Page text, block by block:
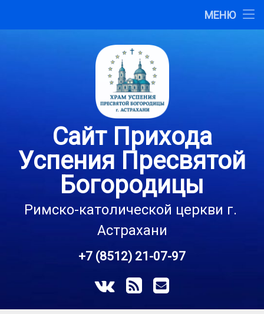
МЕНЮ
Сайт Прихода
Успения Пресвятой
Богородицы
Римско-католической церкви г.
Астрахани
+7 (8512) 21-07-97
ВКонтакте
RSS E-mail